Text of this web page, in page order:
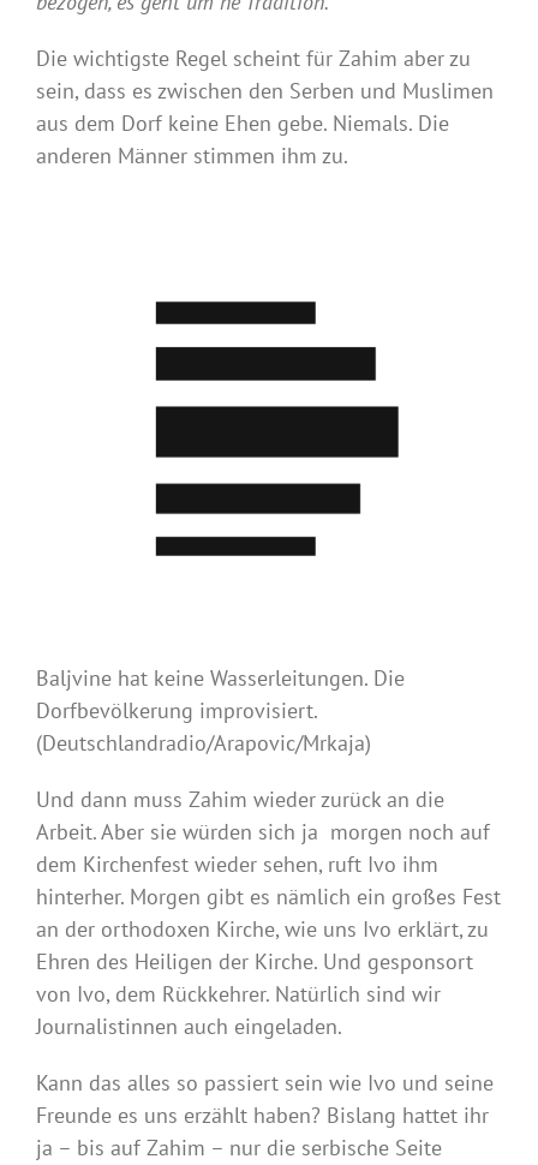
Die wichtigste Regel scheint für Zahim aber zu
sein, dass es zwischen den Serben und Muslimen
aus dem Dorf keine Ehen gebe. Niemals. Die
anderen Männer stimmen ihm zu.
Baljvine hat keine Wasserleitungen. Die
Dorfbevölkerung improvisiert.
(Deutschlandradio/Arapovic/Mrkaja)
Und dann muss Zahim wieder zurück an die
Arbeit. Aber sie würden sich ja morgen noch auf
dem Kirchenfest wieder sehen, ruft Ivo ihm
hinterher. Morgen gibt es nämlich ein großes Fest
an der orthodoxen Kirche, wie uns Ivo erklärt, zu
Ehren des Heiligen der Kirche. Und gesponsort
von Ivo, dem Rückkehrer. Natürlich sind wir
Journalistinnen auch eingeladen.
Kann das alles so passiert sein wie Ivo und seine
Freunde es uns erzählt haben? Bislang hattet ihr
ja – bis auf Zahim – nur die serbische Seite